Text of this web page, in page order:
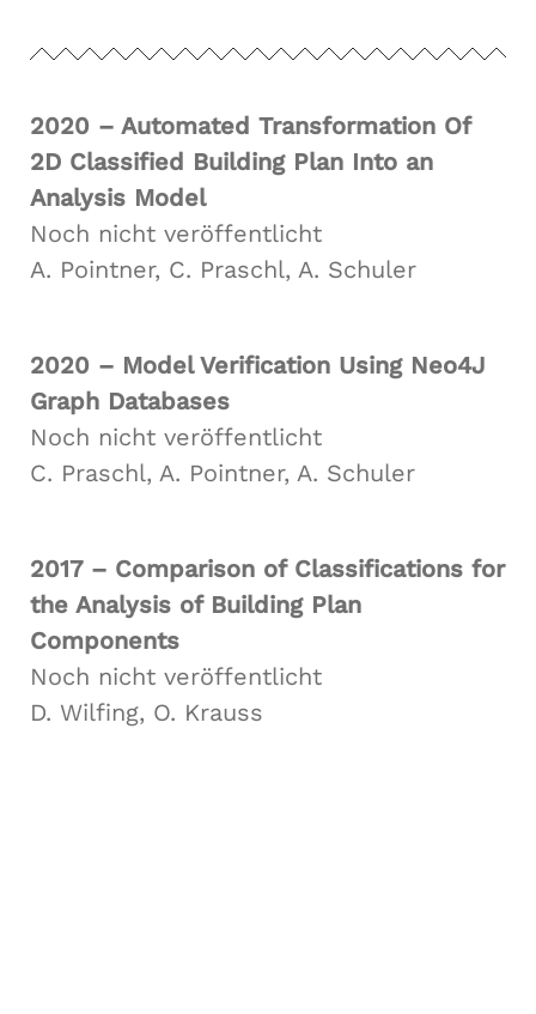
2020 – Automated Transformation Of
2D Classified Building Plan Into an
Analysis Model
Noch nicht veröffentlicht
A. Pointner, C. Praschl, A. Schuler
2020 – Model Verification Using Neo4J
Graph Databases
Noch nicht veröffentlicht
C. Praschl, A. Pointner, A. Schuler
2017 – Comparison of Classifications for
the Analysis of Building Plan
Components
Noch nicht veröffentlicht
D. Wilfing, O. Krauss